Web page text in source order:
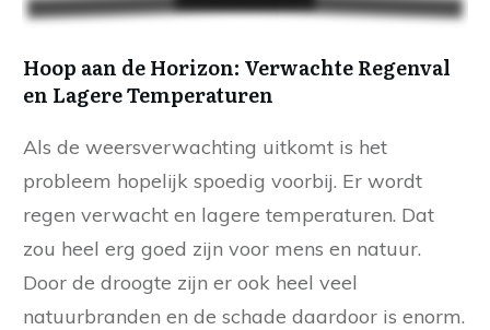
Hoop aan de Horizon: Verwachte Regenval
en Lagere Temperaturen
Als de weersverwachting uitkomt is het
probleem hopelijk spoedig voorbij. Er wordt
regen verwacht en lagere temperaturen. Dat
zou heel erg goed zijn voor mens en natuur.
Door de droogte zijn er ook heel veel
natuurbranden en de schade daardoor is enorm.